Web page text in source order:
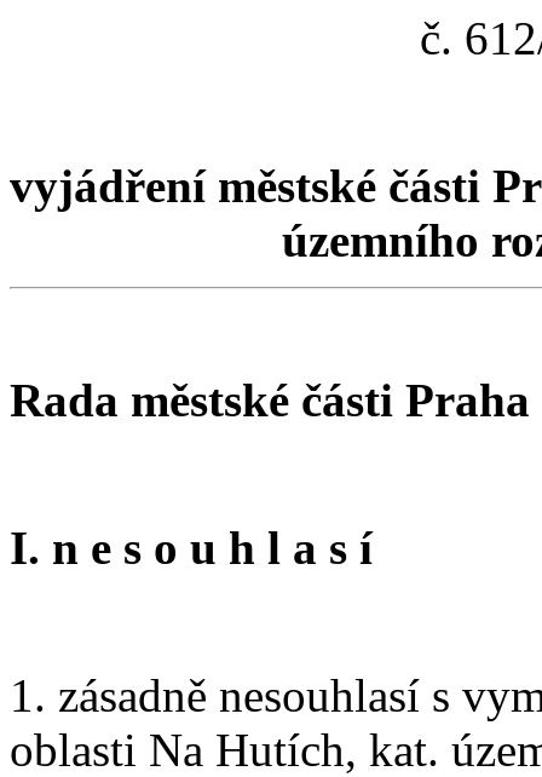
č.
vyjádření městské části
územního
Rada městské části Praha
I. n e s o u h l a s í
1. zásadně nesouhlasí s
oblasti Na Hutích, kat.